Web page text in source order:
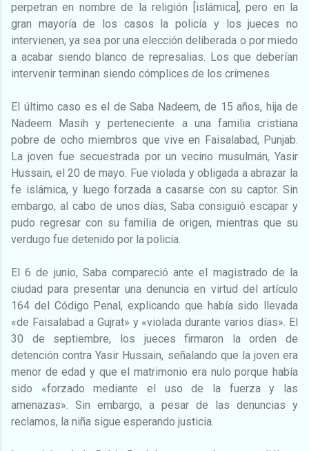
perpetran en nombre de la religión [islámica], pero en la
gran mayoría de los casos la policía y los jueces no
intervienen, ya sea por una elección deliberada o por miedo
a acabar siendo blanco de represalias. Los que deberían
intervenir terminan siendo cómplices de los crímenes.
El último caso es el de Saba Nadeem, de 15 años, hija de
Nadeem Masih y perteneciente a una familia cristiana
pobre de ocho miembros que vive en Faisalabad, Punjab.
La joven fue secuestrada por un vecino musulmán, Yasir
Hussain, el 20 de mayo. Fue violada y obligada a abrazar la
fe islámica, y luego forzada a casarse con su captor. Sin
embargo, al cabo de unos días, Saba consiguió escapar y
pudo regresar con su familia de origen, mientras que su
verdugo fue detenido por la policía.
El 6 de junio, Saba compareció ante el magistrado de la
ciudad para presentar una denuncia en virtud del artículo
164 del Código Penal, explicando que había sido llevada
«de Faisalabad a Gujrat» y «violada durante varios días». El
30 de septiembre, los jueces firmaron la orden de
detención contra Yasir Hussain, señalando que la joven era
menor de edad y que el matrimonio era nulo porque había
sido «forzado mediante el uso de la fuerza y las
amenazas». Sin embargo, a pesar de las denuncias y
reclamos, la niña sigue esperando justicia.